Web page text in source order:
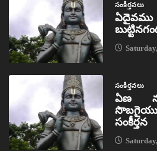
సంకీర్తనలు
సంకీర్తనలు
ఏణ
సంకీర్తన